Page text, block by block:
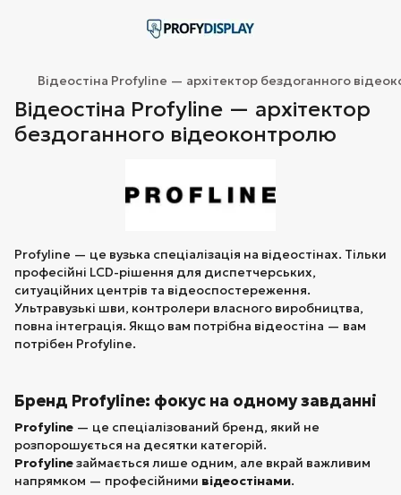
Відеостіна Profyline — архітектор бездоганного
Відеостіна Profyline — архітектор
бездоганного відеоконтролю
Profyline — це вузька спеціалізація на відеостінах. Тільки
професійні LCD-рішення для диспетчерських,
ситуаційних центрів та відеоспостереження.
Ультравузькі шви, контролери власного виробництва,
повна інтеграція. Якщо вам потрібна відеостіна — вам
потрібен Profyline.
Бренд Profyline: фокус на одному завданні
Profyline — це спеціалізований бренд, який не
розпорошується на десятки категорій.
Profylineзаймається лише одним, але вкрай важливим
напрямком — професійними відеостінами.